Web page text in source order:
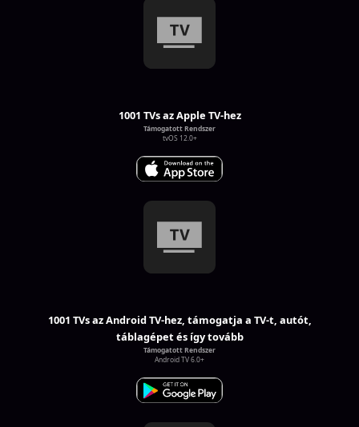
1001 TVs az Apple TV-hez
Támogatott Rendszer
tvOS 12.0+
1001 TVs az Android TV-hez, támogatja a TV-t, autót,
táblagépet és így tovább
Támogatott Rendszer
Android TV 6.0+